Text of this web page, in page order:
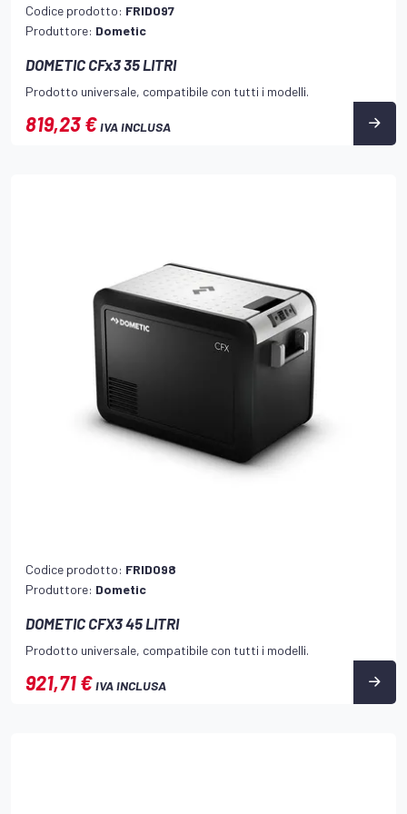
Codice prodotto: FRID097
Produttore: Dometic
DOMETIC CFx3 35 LITRI
Prodotto universale, compatibile con tutti i modelli.
819,23 €IVA INCLUSA
Codice prodotto: FRID098
Produttore: Dometic
DOMETIC CFX3 45 LITRI
Prodotto universale, compatibile con tutti i modelli.
921,71 €IVA INCLUSA